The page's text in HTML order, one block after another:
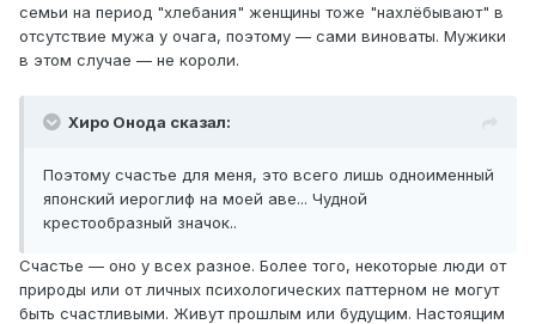
семьи на период "хлебания" женщины тоже "нахлёбывают" в
отсутствие мужа у очага, поэтому — сами виноваты. Мужики
в этом случае — не короли.
Хиро Онода сказал:
Поэтому счастье для меня, это всего лишь одноименный
японский иероглиф на моей аве... Чудной
крестообразный значок..
Счастье — оно у всех разное. Более того, некоторые люди от
природы или от личных психологических паттерном не могут
быть счастливыми. Живут прошлым или будущим. Настоящим